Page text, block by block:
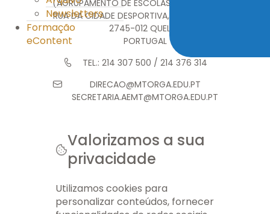
Newsletters
Formação
eContent
(AGRUPAMENTO DE ESCOLAS MIGUEL TORGA)
RUA DA CIDADE DESPORTIVA, MONTE ABRAÃO
2745-012 QUELUZ
PORTUGAL
TEL.: 214 307 500 / 214 376 314
DIRECAO@MTORGA.EDU.PT
SECRETARIA.AEMT@MTORGA.EDU.PT
© 2026 AEMT. TODOS OS DIREITOS RESERVADOS.
FICHA TÉCNICA
Valorizamos a sua
privacidade
Utilizamos cookies para
personalizar conteúdos, fornecer